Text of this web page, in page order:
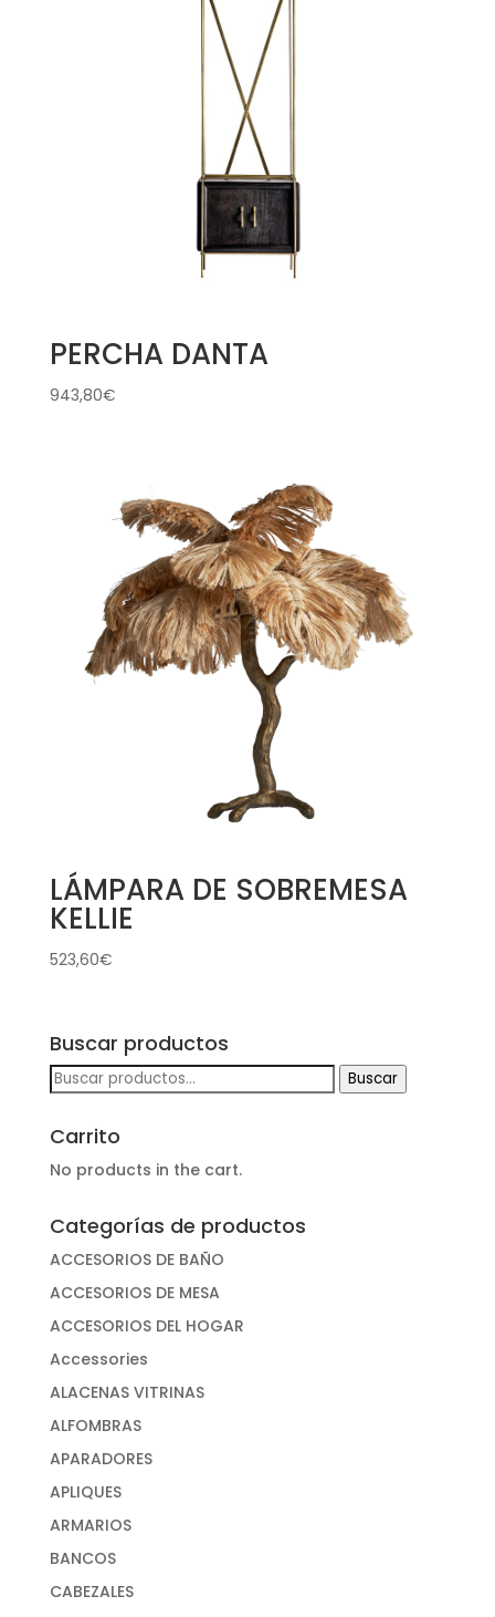
PERCHA DANTA
943,80€
LÁMPARA DE SOBREMESA
KELLIE
523,60€
Buscar productos
Buscar
por:
Buscar
Carrito
No products in the cart.
Categorías de productos
ACCESORIOS DE BAÑO
ACCESORIOS DE MESA
ACCESORIOS DEL HOGAR
Accessories
ALACENAS VITRINAS
ALFOMBRAS
APARADORES
APLIQUES
ARMARIOS
BANCOS
CABEZALES